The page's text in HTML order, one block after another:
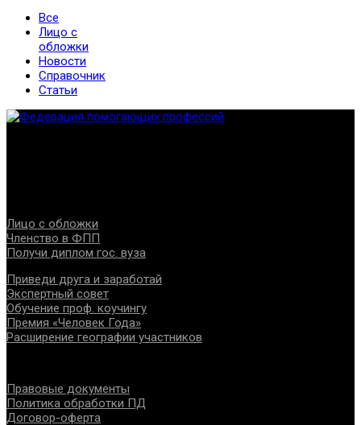
Все
Лицо с
обложки
Новости
Справочник
Статьи
Лицо с обложки
Членство в ФПП
Получи диплом гос. вуза
Приведи друга и заработай
Экспертный совет
Обучение проф. коучингу
Премия «Человек Года»
Расширение географии участников
Правовые документы
Политика обработки ПД
Договор-оферта